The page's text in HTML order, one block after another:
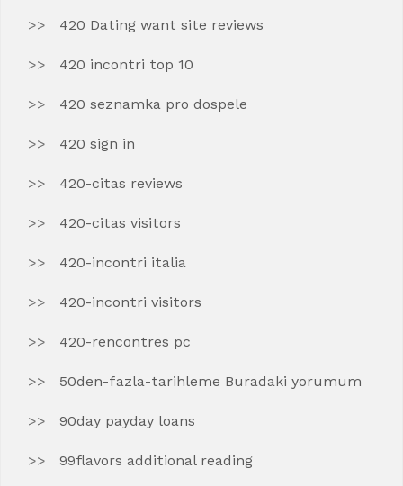
420 Dating want site reviews
420 incontri top 10
420 seznamka pro dospele
420 sign in
420-citas reviews
420-citas visitors
420-incontri italia
420-incontri visitors
420-rencontres pc
50den-fazla-tarihleme Buradaki yorumum
90day payday loans
99flavors additional reading